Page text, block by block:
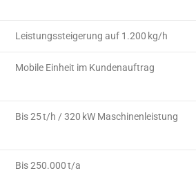
Leistungssteigerung auf 1.200 kg/h
Mobile Einheit im Kundenauftrag
Bis 25 t/h / 320 kW Maschinenleistung
Bis 250.000 t/a